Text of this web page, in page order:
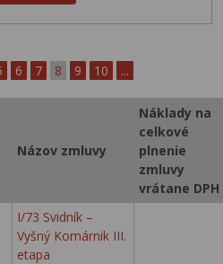
6 7 8 9 10 ...
Názov zmluvy
Náklady na
celkové
plnenie
zmluvy
vrátane DPH
I/73 Svidník –
Vyšný Komárnik III.
etapa